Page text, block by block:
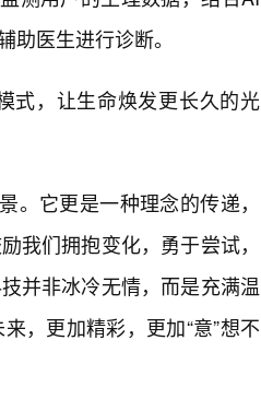
医生进行诊断。
式，让生命焕发更长久的光
。它更是一种理念的传递，
我们拥抱变化，勇于尝试，
并非冰冷无情，而是充满温
，更加精彩，更加“意”想不